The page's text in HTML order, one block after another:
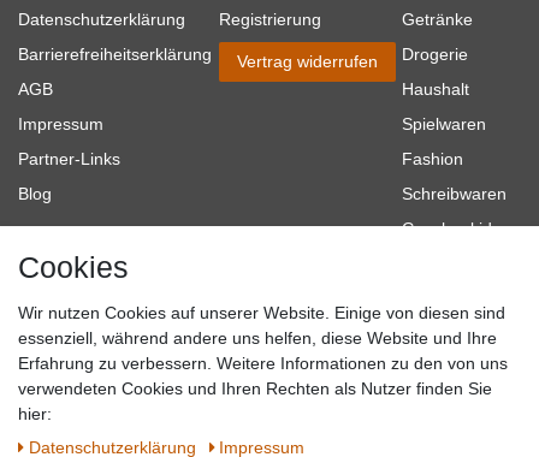
Datenschutzerklärung
Barrierefreiheitserklärung
AGB
Impressum
Partner-Links
Blog
Registrierung
Vertrag widerrufen
Getränke
Drogerie
Haushalt
Spielwaren
Fashion
Schreibwaren
Geschenkideen
Topmarken
SICHER EINKAUFEN WIR AKZEPTIEREN
Cookies
Wir nutzen Cookies auf unserer Website. Einige von diesen sind
essenziell, während andere uns helfen, diese Website und Ihre
Erfahrung zu verbessern. Weitere Informationen zu den von uns
verwendeten Cookies und Ihren Rechten als Nutzer finden Sie
hier:
Daten­schutz­erklärung
Impressum